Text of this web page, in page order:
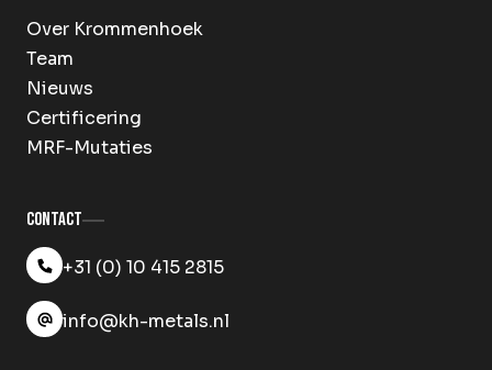
Over Krommenhoek
Team
Nieuws
Certificering
MRF-Mutaties
Contact
+31 (0) 10 415 2815
info@kh-metals.nl